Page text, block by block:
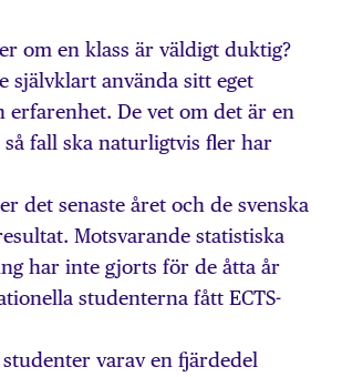
om en klass är väldigt duktig?
självklart använda sitt eget
De vet om det är en
så fall ska naturligtvis fler har
det senaste året och de svenska
Motsvarande statistiska
har inte gjorts för de åtta år
studenterna fått ECTS-
varav en fjärdedel